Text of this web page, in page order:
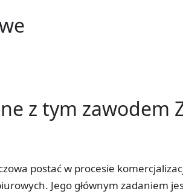
z tym zawodem
postać w procesie
Jego głównym zadaniem